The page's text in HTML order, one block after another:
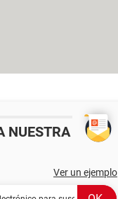
NUESTRA
Ver un ejemplo